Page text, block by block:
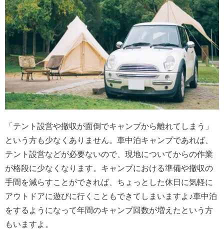
「テント設営や撤収が面倒でキャンプから離れてしまう」
という方も少なくありません。車中泊キャンプであれば、
テント設営などが必要ないので、現地についてからの作業
が格段に少なくなります。キャンプにおける準備や撤収の
手間を減らすことができれば、ちょっとした休日に気軽に
アウトドアに遊びに行くこともできてしまいますよ♪車中泊
をするようになって年間のキャンプ回数が増えたという方
もいますよ。